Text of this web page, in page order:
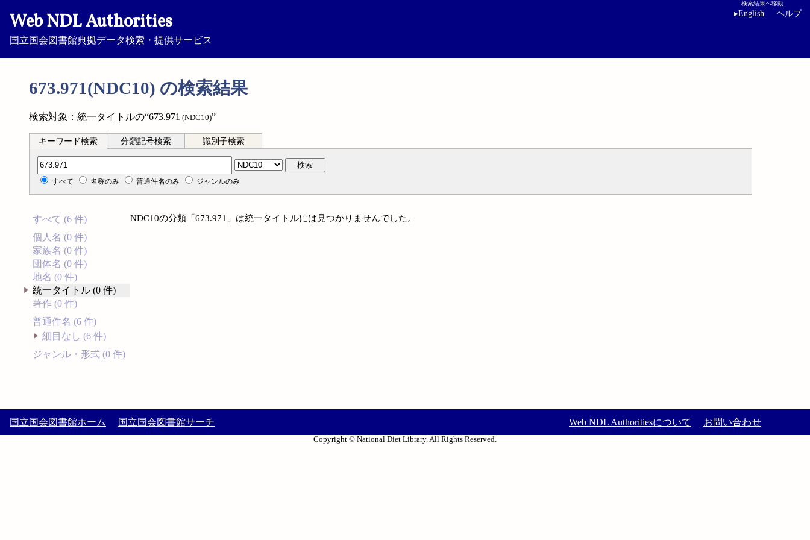
Web NDL Authorities
国立国会図書館典拠データ検索・提供サービス
検索結果へ移動
▸English ヘルプ
673.971(NDC10) の検索結果
検索対象：統一タイトルの“673.971 (NDC10)”
キーワード検索 分類記号検索 識別子検索
分類記号検索 検索
すべて 名称のみ 普通件名のみ ジャンルのみ
すべて (6 件)
個人名 (0 件)
家族名 (0 件)
団体名 (0 件)
地名 (0 件)
統一タイトル (0 件)
著作 (0 件)
普通件名 (6 件)
細目なし (6 件)
ジャンル・形式 (0 件)
NDC10の分類「673.971」は統一タイトルには見つかりませんでした。
国立国会図書館ホーム 国立国会図書館サーチ Web NDL Authoritiesについて お問い合わせ
Copyright © National Diet Library. All Rights Reserved.